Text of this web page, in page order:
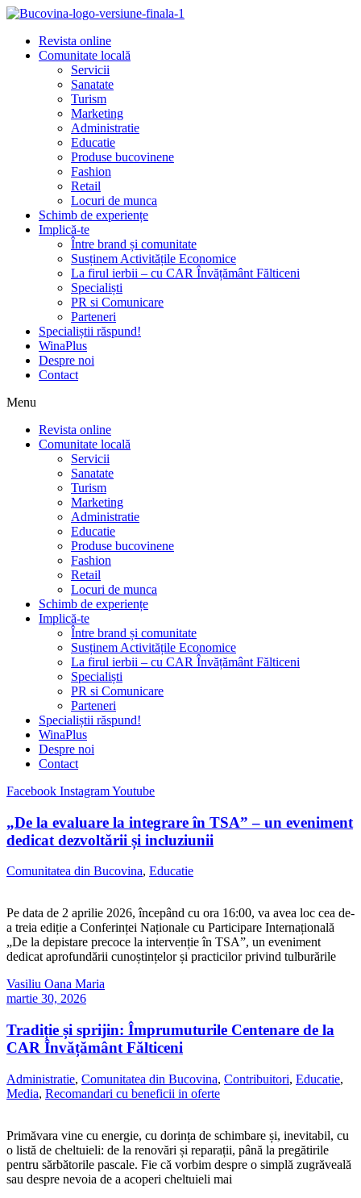
Revista online
Comunitate locală
Servicii
Sanatate
Turism
Marketing
Administratie
Educatie
Produse bucovinene
Fashion
Retail
Locuri de munca
Schimb de experiențe
Implică-te
Între brand și comunitate
Susținem Activitățile Economice
La firul ierbii – cu CAR Învățământ Fălticeni
Specialiști
PR si Comunicare
Parteneri
Specialiștii răspund!
WinaPlus
Despre noi
Contact
Menu
Revista online
Comunitate locală
Servicii
Sanatate
Turism
Marketing
Administratie
Educatie
Produse bucovinene
Fashion
Retail
Locuri de munca
Schimb de experiențe
Implică-te
Între brand și comunitate
Susținem Activitățile Economice
La firul ierbii – cu CAR Învățământ Fălticeni
Specialiști
PR si Comunicare
Parteneri
Specialiștii răspund!
WinaPlus
Despre noi
Contact
Facebook InstagramYoutube
„De la evaluare la integrare în TSA” – un eveniment
dedicat dezvoltării și incluziunii
Comunitatea din Bucovina, Educatie
Pe data de 2 aprilie 2026, începând cu ora 16:00, va avea loc cea de-
a treia ediție a Conferinței Naționale cu Participare Internațională
„De la depistare precoce la intervenție în TSA”, un eveniment
dedicat aprofundării cunoștințelor și practicilor privind tulburările
Vasiliu Oana Maria
martie 30, 2026
Tradiție și sprijin: Împrumuturile Centenare de la
CAR Învățământ Fălticeni
Administratie, Comunitatea din Bucovina, Contribuitori, Educatie,
Media, Recomandari cu beneficii in oferte
Primăvara vine cu energie, cu dorința de schimbare și, inevitabil, cu
o listă de cheltuieli: de la renovări și reparații, până la pregătirile
pentru sărbătorile pascale. Fie că vorbim despre o simplă zugrăveală
sau despre nevoia de a acoperi cheltuieli mai